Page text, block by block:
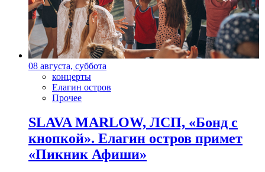
08 августа, суббота
концерты
Елагин остров
Прочее
SLAVA MARLOW, ЛСП, «Бонд с
кнопкой». Елагин остров примет
«Пикник Афиши»